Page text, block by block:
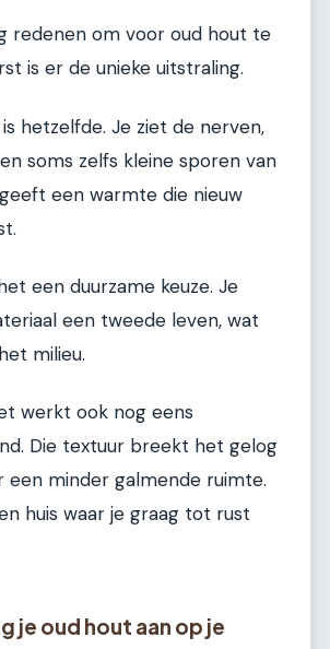
redenen om voor oud hout te
is er de unieke uitstraling.
hetzelfde. Je ziet de nerven,
soms zelfs kleine sporen van
een warmte die nieuw
een duurzame keuze. Je
een tweede leven, wat
milieu.
werkt ook nog eens
Die textuur breekt het gelog
een minder galmende ruimte.
huis waar je graag tot rust
je oud hout aan op je